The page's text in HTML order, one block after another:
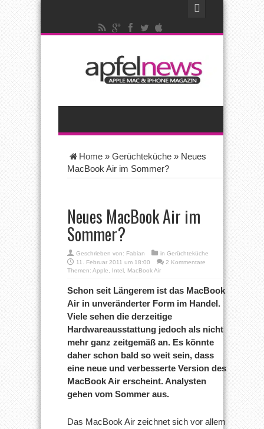
Home » Gerüchteküche » Neues
MacBook Air im Sommer?
Neues MacBook Air im
Sommer?
Geschrieben von: Fabian in Gerüchteküche
11. Februar 2011 um 18:00
2 Kommentare
Themen: Apple Intel MacBook Air
Schon seit Längerem ist das MacBook
Air in unveränderter Form im Handel.
Viele sehen die derzeitige
Hardwareausstattung jedoch als nicht
mehr ganz zeitgemäß an. Es könnte
daher schon bald so weit sein, dass
eine neue und verbesserte Version des
MacBook Air erscheint. Analysten
gehen vom Sommer aus.
Das MacBook Air zeichnet sich vor allem